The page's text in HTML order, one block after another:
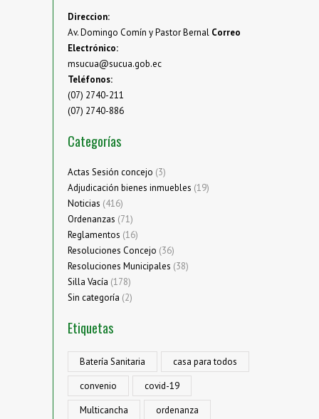
Direccion:
Av. Domingo Comín y Pastor Bernal Correo
Electrónico:
msucua@sucua.gob.ec
Teléfonos:
(07) 2740-211
(07) 2740-886
Categorías
Actas Sesión concejo (3)
Adjudicación bienes inmuebles (19)
Noticias (416)
Ordenanzas (71)
Reglamentos (16)
Resoluciones Concejo (36)
Resoluciones Municipales (38)
Silla Vacía (178)
Sin categoría (2)
Etiquetas
Batería Sanitaria
casa para todos
convenio
covid-19
Multicancha
ordenanza